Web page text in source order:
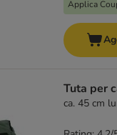
Applica
Tuta per
ca. 45 cm